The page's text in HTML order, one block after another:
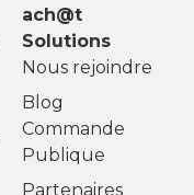
ach@t
Solutions
Nous rejoindre
Blog
Commande
Publique
Partenaires